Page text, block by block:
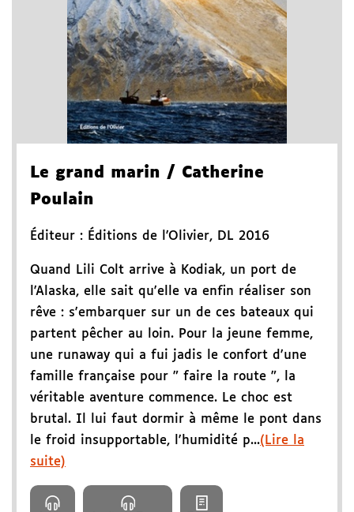
Le grand marin / Catherine
Poulain
Éditeur : Éditions de l'Olivier, DL 2016
Quand Lili Colt arrive à Kodiak, un port de
l'Alaska, elle sait qu'elle va enfin réaliser son
rêve : s'embarquer sur un de ces bateaux qui
partent pêcher au loin. Pour la jeune femme,
une runaway qui a fui jadis le confort d'une
famille française pour " faire la route ", la
véritable aventure commence. Le choc est
brutal. Il lui faut dormir à même le pont dans
le froid insupportable, l'humidité p...(Lire la
suite)